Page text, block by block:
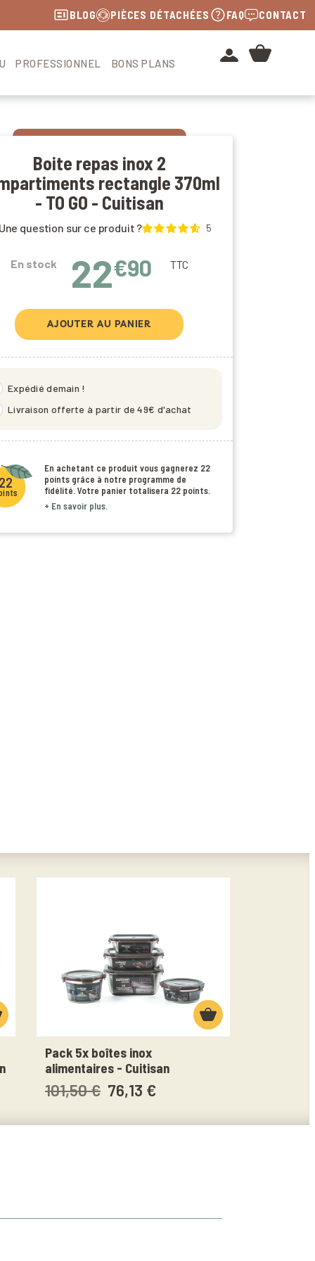
BLOG PIÈCES DÉTACHÉES FAQ CONTACT
PROFESSIONNEL BONS PLANS
Boite repas inox 2
rectangle 370ml
- TO GO - Cuitisan
question sur ce produit ? 5
En stock 22€90 TTC
AJOUTER AU PANIER
Expédié demain !
Livraison offerte à partir de 49€ d'achat
En achetant ce produit vous gagnerez 22
points grâce à notre programme de
fidélité. Votre panier totalisera 22 points.
+ En savoir plus.
Pack 5x boîtes inox
alimentaires - Cuitisan
101,50 € 76,13 €